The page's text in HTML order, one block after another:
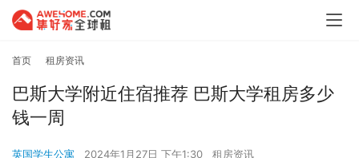
首页 租房资讯
巴斯大学附近住宿推荐 巴斯大学租房多少
钱一周
英国学生公寓 2024年1月27日 下午1:30 租房资讯